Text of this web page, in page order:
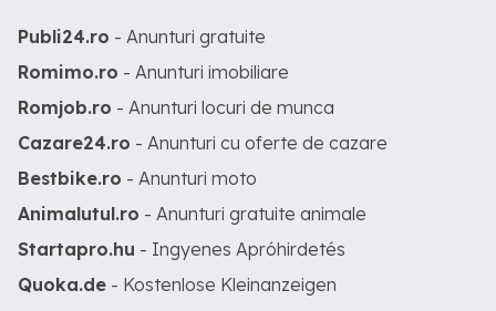
Publi24.ro - Anunturi gratuite
Romimo.ro - Anunturi imobiliare
Romjob.ro - Anunturi locuri de munca
Cazare24.ro - Anunturi cu oferte de cazare
Bestbike.ro - Anunturi moto
Animalutul.ro - Anunturi gratuite animale
Startapro.hu - Ingyenes Apróhirdetés
Quoka.de - Kostenlose Kleinanzeigen